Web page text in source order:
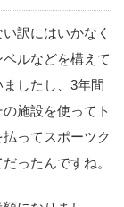
訳にはいかなく
ルなどを構えて
したし、3年間
施設を使ってト
ってスポーツク
ったんですね。